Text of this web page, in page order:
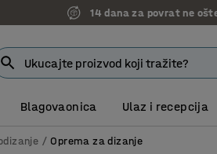
14 dana za povrat ne
Blagovaonica Ulaz i recepcija
Oprema za dizanje